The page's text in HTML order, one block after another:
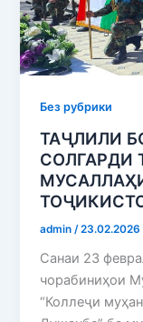
Без рубрики
ТАҶЛИЛИ
СОЛГАРДИ
admin /23.02.2026
Санаи 23
чорабиниҳои
“Коллеҷи